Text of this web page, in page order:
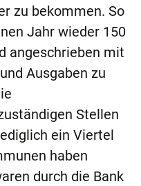
zu bekommen. So
Jahr wieder 150
angeschrieben mit
Ausgaben zu
Stellen
ein Viertel
haben
durch die Bank